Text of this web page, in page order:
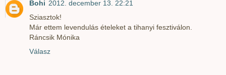
Bohi 2012. december 13. 22:21
Sziasztok!
Már ettem levendulás ételeket a tihanyi fesztiválon.
Ráncsik Mónika
Válasz